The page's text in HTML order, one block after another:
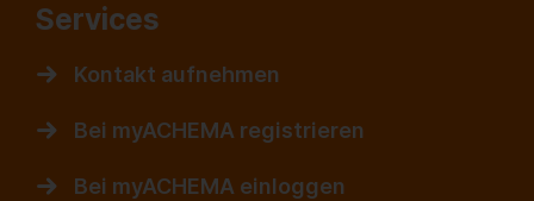
Services
Kontakt aufnehmen
Bei myACHEMA registrieren
Bei myACHEMA einloggen